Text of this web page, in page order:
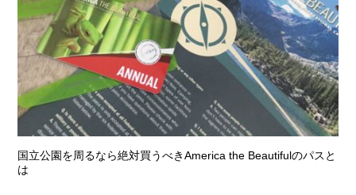
国立公園を周るなら絶対買うべきAmerica the Beautifulのパスと
は